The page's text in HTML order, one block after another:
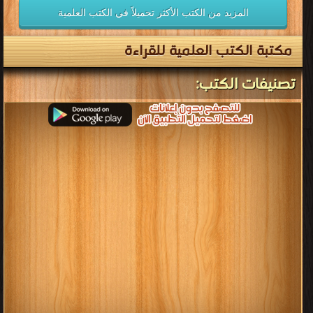
قراءة و تحميل كتب في كتب بحوث ورسائل ماجستير ودكتوراه في التخصصات
الإسلامية مجانا
كتب الكيمياء العضوية